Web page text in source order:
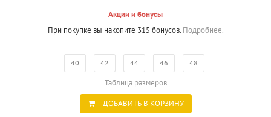
Акции и бонусы
При покупке вы накопите 315 бонусов. Подробнее.
40 42 44 46 48
Таблица размеров
ДОБАВИТЬ В КОРЗИНУ